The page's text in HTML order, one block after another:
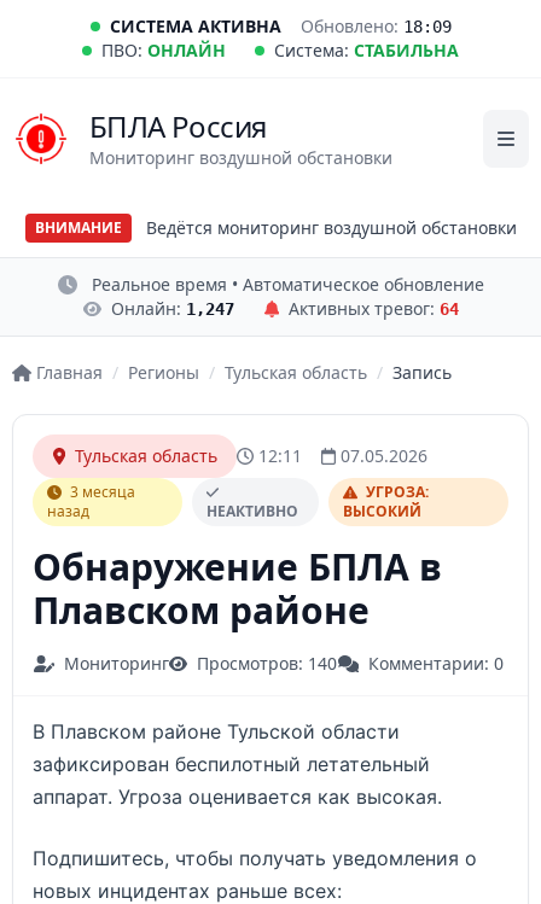
СИСТЕМА АКТИВНА Обновлено: 18:09
ПВО: ОНЛАЙН Система: СТАБИЛЬНА
БПЛА Россия
Мониторинг воздушной обстановки
ВНИМАНИЕ Ведётся мониторинг воздушной обстановки
Реальное время • Автоматическое обновление
Онлайн: 1,247 Активных тревог: 64
Главная / Регионы / Тульская область / Запись
Тульская область 12:11 07.05.2026
3 месяца
назад
НЕАКТИВНО
УГРОЗА:
ВЫСОКИЙ
Обнаружение БПЛА в
Плавском районе
Мониторинг Просмотров: 140 Комментарии: 0
В Плавском районе Тульской области
зафиксирован беспилотный летательный
аппарат. Угроза оценивается как высокая.
Подпишитесь, чтобы получать уведомления о
новых инцидентах раньше всех: